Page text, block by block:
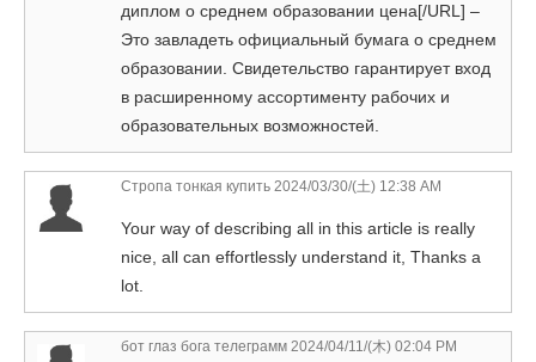
диплом о среднем образовании цена[/URL] –
Это завладеть официальный бумага о среднем
образовании. Свидетельство гарантирует вход
в расширенному ассортименту рабочих и
образовательных возможностей.
Стропа тонкая купить 2024/03/30/(土) 12:38 AM
Your way of describing all in this article is really
nice, all can effortlessly understand it, Thanks a
lot.
бот глаз бога телеграмм 2024/04/11/(木) 02:04 PM